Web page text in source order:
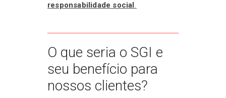
responsabilidade social.
O que seria o SGI e
seu benefício para
nossos clientes?